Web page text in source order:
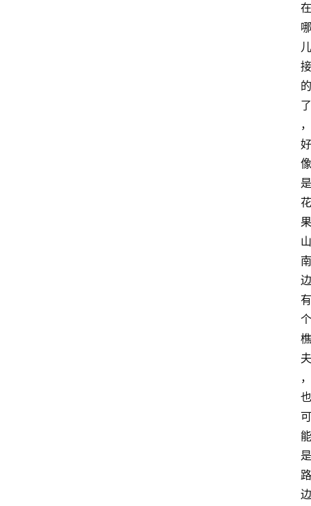
在
哪
儿
接
的
了
，
好
像
是
花
果
山
南
边
有
个
樵
夫
，
也
可
能
是
路
边